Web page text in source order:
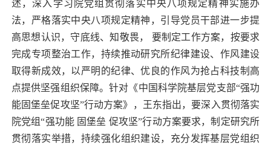
述，深入学习院党组贯彻落实中央八项规定精神实施办
法，严格落实中央八项规定精神，引导党员干部进一步提
高思想认识，守底线、知敬畏， 要制定工作方案，按要求
完成专项整治工作，持续推动研究所纪律建设、作风建设
取得新成效，以严明的纪律、优良的作风为抢占科技制高
点提供坚强组织保障。针对《中国科学院基层党支部“强功
能固堡垒促攻坚”行动方案》，王东指出，要深入贯彻落实
院党组“强功能 固堡垒 促攻坚”行动方案要求，制定研究所
贯彻落实举措，持续强化组织建设，充分发挥基层党组织